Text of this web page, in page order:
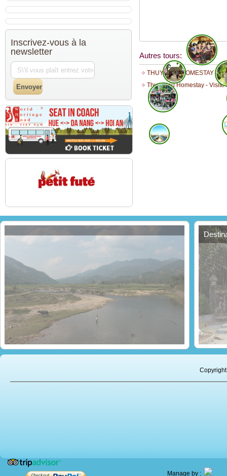
Inscrivez-vous à la
newsletter
Autres tours:
THUY BIEU HOMESTAY
Thuy Bieu Homestay - Visite
À la découverte de la vallée d’A Luoi La
Manage by :